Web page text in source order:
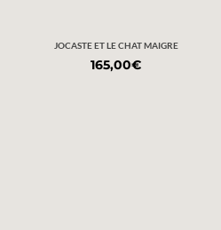
JOCASTE ET LE CHAT MAIGRE
165,00€